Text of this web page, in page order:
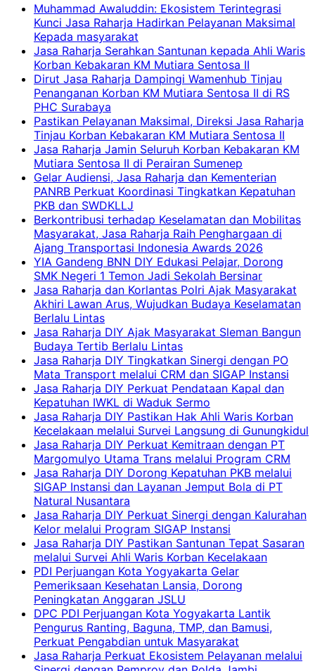
Muhammad Awaluddin: Ekosistem Terintegrasi
Kunci Jasa Raharja Hadirkan Pelayanan Maksimal
Kepada masyarakat
Jasa Raharja Serahkan Santunan kepada Ahli Waris
Korban Kebakaran KM Mutiara Sentosa II
Dirut Jasa Raharja Dampingi Wamenhub Tinjau
Penanganan Korban KM Mutiara Sentosa II di RS
PHC Surabaya
Pastikan Pelayanan Maksimal, Direksi Jasa Raharja
Tinjau Korban Kebakaran KM Mutiara Sentosa II
Jasa Raharja Jamin Seluruh Korban Kebakaran KM
Mutiara Sentosa II di Perairan Sumenep
Gelar Audiensi, Jasa Raharja dan Kementerian
PANRB Perkuat Koordinasi Tingkatkan Kepatuhan
PKB dan SWDKLLJ
Berkontribusi terhadap Keselamatan dan Mobilitas
Masyarakat, Jasa Raharja Raih Penghargaan di
Ajang Transportasi Indonesia Awards 2026
YIA Gandeng BNN DIY Edukasi Pelajar, Dorong
SMK Negeri 1 Temon Jadi Sekolah Bersinar
Jasa Raharja dan Korlantas Polri Ajak Masyarakat
Akhiri Lawan Arus, Wujudkan Budaya Keselamatan
Berlalu Lintas
Jasa Raharja DIY Ajak Masyarakat Sleman Bangun
Budaya Tertib Berlalu Lintas
Jasa Raharja DIY Tingkatkan Sinergi dengan PO
Mata Transport melalui CRM dan SIGAP Instansi
Jasa Raharja DIY Perkuat Pendataan Kapal dan
Kepatuhan IWKL di Waduk Sermo
Jasa Raharja DIY Pastikan Hak Ahli Waris Korban
Kecelakaan melalui Survei Langsung di Gunungkidul
Jasa Raharja DIY Perkuat Kemitraan dengan PT
Margomulyo Utama Trans melalui Program CRM
Jasa Raharja DIY Dorong Kepatuhan PKB melalui
SIGAP Instansi dan Layanan Jemput Bola di PT
Natural Nusantara
Jasa Raharja DIY Perkuat Sinergi dengan Kalurahan
Kelor melalui Program SIGAP Instansi
Jasa Raharja DIY Pastikan Santunan Tepat Sasaran
melalui Survei Ahli Waris Korban Kecelakaan
PDI Perjuangan Kota Yogyakarta Gelar
Pemeriksaan Kesehatan Lansia, Dorong
Peningkatan Anggaran JSLU
DPC PDI Perjuangan Kota Yogyakarta Lantik
Pengurus Ranting, Baguna, TMP, dan Bamusi,
Perkuat Pengabdian untuk Masyarakat
Jasa Raharja Perkuat Ekosistem Pelayanan melalui